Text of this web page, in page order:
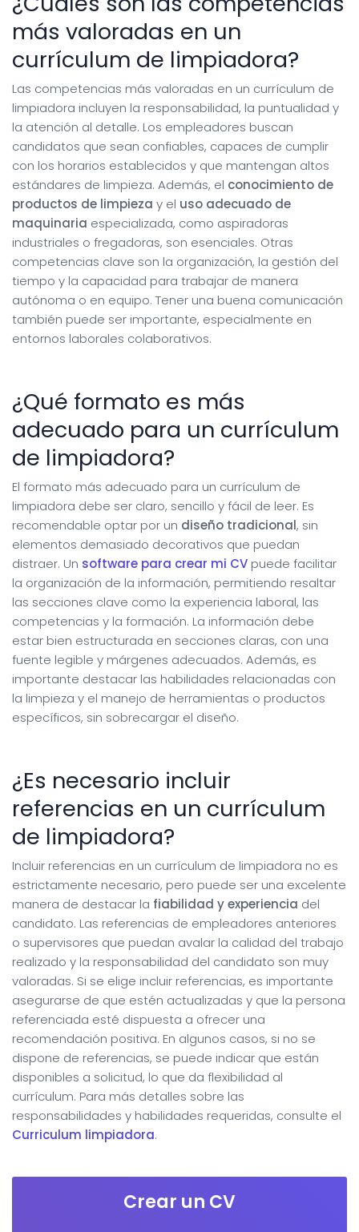
más valoradas en un
currículum de limpiadora?
Las competencias más valoradas en un currículum de
limpiadora incluyen la responsabilidad, la puntualidad y
la atención al detalle. Los empleadores buscan
candidatos que sean confiables, capaces de cumplir
con los horarios establecidos y que mantengan altos
estándares de limpieza. Además, el conocimiento de
productos de limpieza y el uso adecuado de
maquinaria especializada, como aspiradoras
industriales o fregadoras, son esenciales. Otras
competencias clave son la organización, la gestión del
tiempo y la capacidad para trabajar de manera
autónoma o en equipo. Tener una buena comunicación
también puede ser importante, especialmente en
entornos laborales colaborativos.
¿Qué formato es más
adecuado para un currículum
de limpiadora?
El formato más adecuado para un currículum de
limpiadora debe ser claro, sencillo y fácil de leer. Es
recomendable optar por un diseño tradicional, sin
elementos demasiado decorativos que puedan
distraer. Un software para crear mi CV puede facilitar
la organización de la información, permitiendo resaltar
las secciones clave como la experiencia laboral, las
competencias y la formación. La información debe
estar bien estructurada en secciones claras, con una
fuente legible y márgenes adecuados. Además, es
importante destacar las habilidades relacionadas con
la limpieza y el manejo de herramientas o productos
específicos, sin sobrecargar el diseño.
¿Es necesario incluir
referencias en un currículum
de limpiadora?
Incluir referencias en un currículum de limpiadora no es
estrictamente necesario, pero puede ser una excelente
manera de destacar la fiabilidad y experiencia del
candidato. Las referencias de empleadores anteriores
o supervisores que puedan avalar la calidad del trabajo
realizado y la responsabilidad del candidato son muy
valoradas. Si se elige incluir referencias, es importante
asegurarse de que estén actualizadas y que la persona
referenciada esté dispuesta a ofrecer una
recomendación positiva. En algunos casos, si no se
dispone de referencias, se puede indicar que están
disponibles a solicitud, lo que da flexibilidad al
currículum. Para más detalles sobre las
responsabilidades y habilidades requeridas, consulte el
Curriculum limpiadora.
Crear un CV